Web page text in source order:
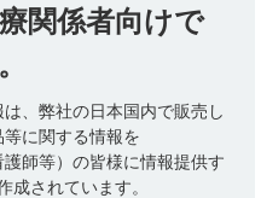
投与に関する注意事項
ついて教えてください。
関係者向けで
、弊社の日本国内で販売し
に関する情報を
師等）の皆様に情報提供す
成されています。